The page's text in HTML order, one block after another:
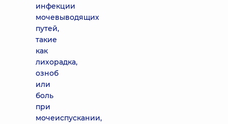
инфекции
мочевыводящих
путей,
такие
как
лихорадка,
озноб
или
боль
при
мочеиспускании,